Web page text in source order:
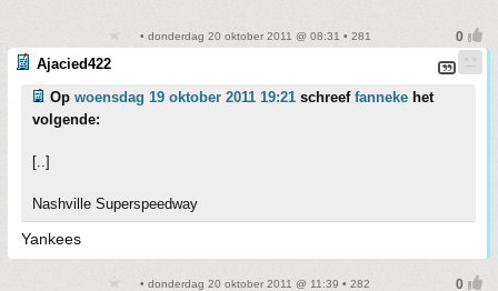
• donderdag 20 oktober 2011 @ 08:31 • 281
Ajacied422
Op woensdag 19 oktober 2011 19:21 schreef fanneke het
volgende:
[..]
Nashville Superspeedway
Yankees
• donderdag 20 oktober 2011 @ 11:39 • 282